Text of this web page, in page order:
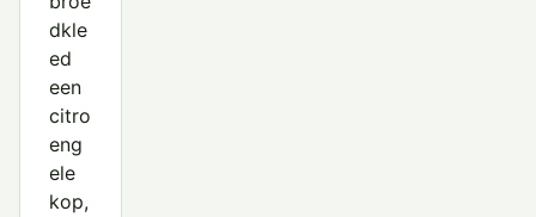
dkle
ed
een
citro
eng
ele
kop,